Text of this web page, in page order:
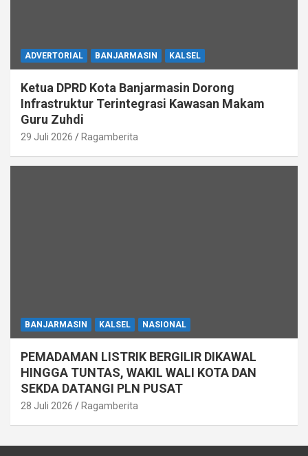
ADVERTORIAL BANJARMASIN KALSEL
Ketua DPRD Kota Banjarmasin Dorong
Infrastruktur Terintegrasi Kawasan Makam
Guru Zuhdi
29 Juli 2026 Ragamberita
BANJARMASIN KALSEL NASIONAL
PEMADAMAN LISTRIK BERGILIR DIKAWAL
HINGGA TUNTAS, WAKIL WALI KOTA DAN
SEKDA DATANGI PLN PUSAT
28 Juli 2026 Ragamberita